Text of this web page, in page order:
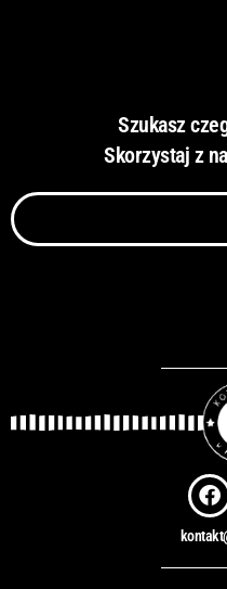
Szukasz
Skorzystaj z
Szukaj
F
a
c
e
b